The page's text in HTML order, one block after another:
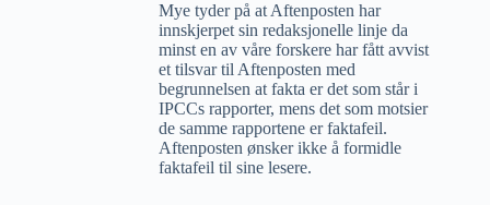
Mye tyder på at Aftenposten har
innskjerpet sin redaksjonelle linje da
minst en av våre forskere har fått avvist
et tilsvar til Aftenposten med
begrunnelsen at fakta er det som står i
IPCCs rapporter, mens det som motsier
de samme rapportene er faktafeil.
Aftenposten ønsker ikke å formidle
faktafeil til sine lesere.